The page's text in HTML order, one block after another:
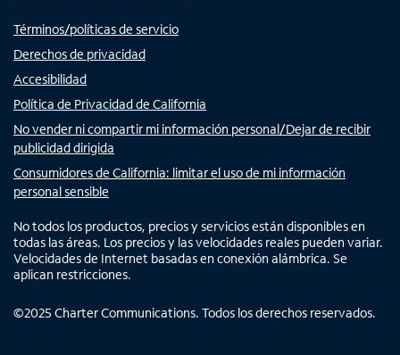
Términos/políticas de servicio
Derechos de privacidad
Accesibilidad
Política de Privacidad de California
No vender ni compartir mi información personal/Dejar de recibir
publicidad dirigida
Consumidores de California: limitar el uso de mi información
personal sensible
No todos los productos, precios y servicios están disponibles en
todas las áreas. Los precios y las velocidades reales pueden variar.
Velocidades de Internet basadas en conexión alámbrica. Se
aplican restricciones.
©2025 Charter Communications. Todos los derechos reservados.